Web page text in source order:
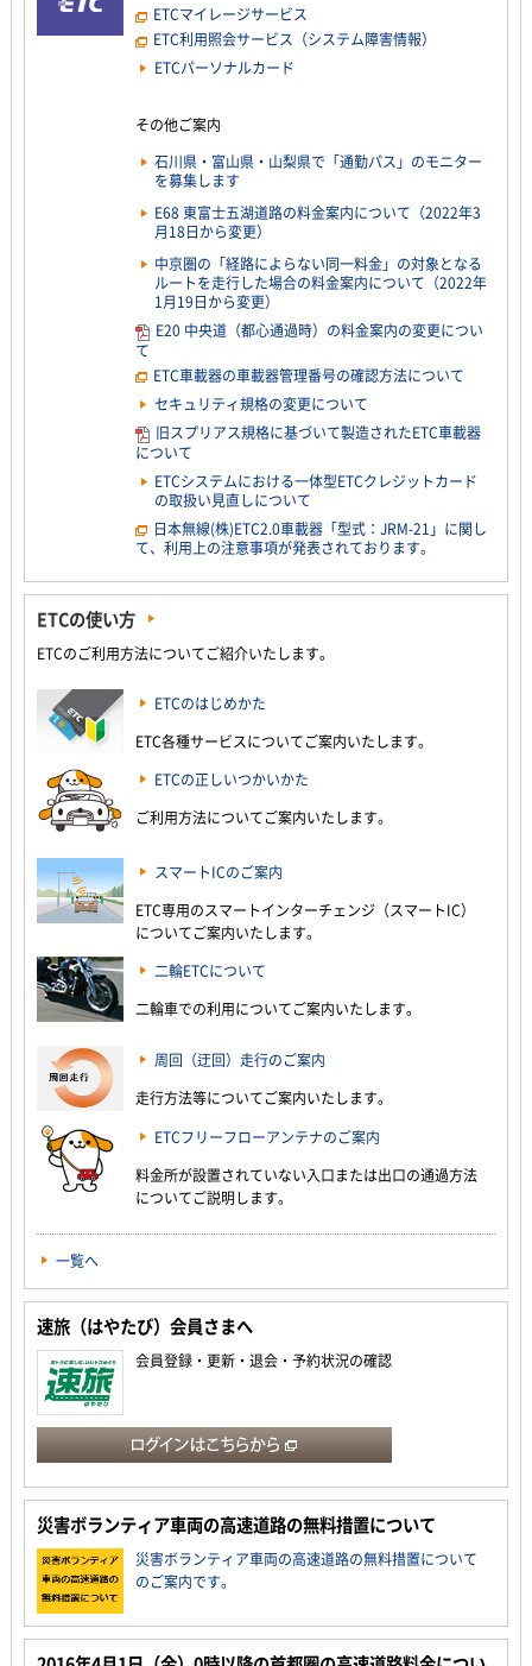
ETCマイレージサービス
ETC利用照会サービス（システム障害情報）
ETCパーソナルカード
その他ご案内
石川県・富山県・山梨県で「通勤パス」のモニター
を募集します
E68 東富士五湖道路の料金案内について（2022年3
月18日から変更）
中京圏の「経路によらない同一料金」の対象となる
ルートを走行した場合の料金案内について（2022年
1月19日から変更）
E20 中央道（都心通過時）の料金案内の変更につい
て
ETC車載器の車載器管理番号の確認方法について
セキュリティ規格の変更について
旧スプリアス規格に基づいて製造されたETC車載器
について
ETCシステムにおける一体型ETCクレジットカード
の取扱い見直しについて
日本無線(株)ETC2.0車載器「型式：JRM-21」に関し
て、利用上の注意事項が発表されております。
ETCの使い方
ETCのご利用方法についてご紹介いたします。
ETCのはじめかた
ETC各種サービスについてご案内いたします。
ETCの正しいつかいかた
ご利用方法についてご案内いたします。
スマートICのご案内
ETC専用のスマートインターチェンジ（スマートIC）
についてご案内いたします。
二輪ETCについて
二輪車での利用についてご案内いたします。
周回（迂回）走行のご案内
走行方法等についてご案内いたします。
ETCフリーフローアンテナのご案内
料金所が設置されていない入口または出口の通過方法
についてご説明します。
一覧へ
速旅（はやたび）会員さまへ
会員登録・更新・退会・予約状況の確認
災害ボランティア車両の高速道路の無料措置について
災害ボランティア車両の高速道路の無料措置について
のご案内です。